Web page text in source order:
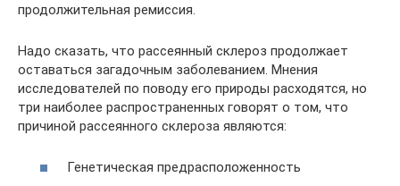
продолжительная ремиссия.
Надо сказать, что рассеянный склероз продолжает
оставаться загадочным заболеванием. Мнения
исследователей по поводу его природы расходятся, но
три наиболее распространенных говорят о том, что
причиной рассеянного склероза являются:
Генетическая предрасположенность